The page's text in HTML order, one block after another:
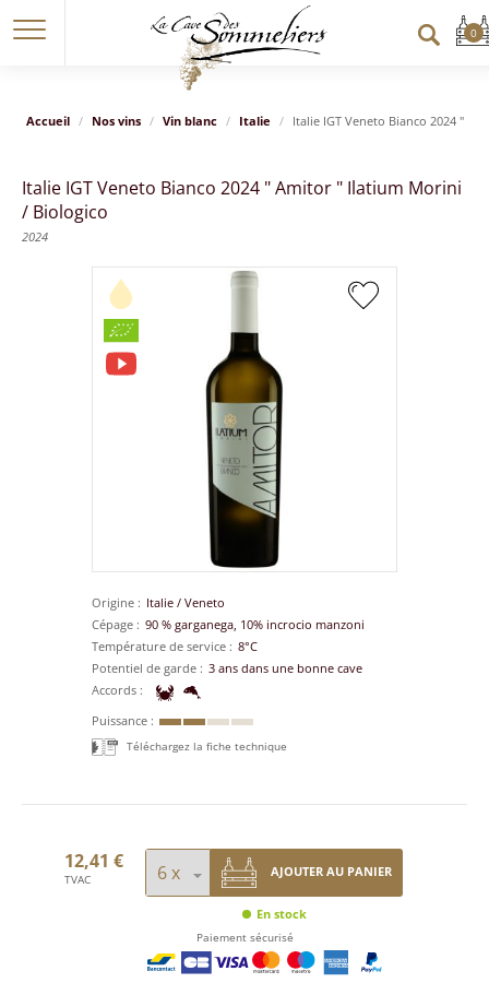
Accueil Nos vins Vin blanc Italie Italie IGT Veneto Bianco 2024 "
Italie IGT Veneto Bianco 2024 " Amitor " Ilatium Morini
/ Biologico
2024
Origine Italie / Veneto
Cépage
90 % garganega, 10% incrocio manzoni
Température de service
8°C
Potentiel de garde
3 ans dans une bonne cave
Accords
Puissance
Téléchargez la fiche technique
12,41 €
TVAC
AJOUTER AU PANIER
En stock
Paiement sécurisé